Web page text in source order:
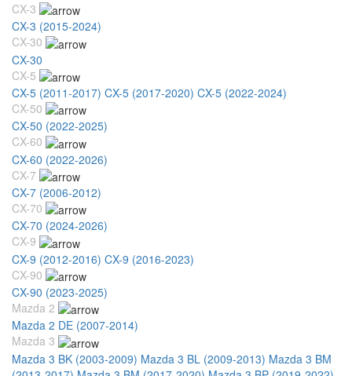
CX-3
CX-3 (2015-2024)
CX-30
CX-30
CX-5
CX-5 (2011-2017) CX-5 (2017-2020) CX-5 (2022-2024)
CX-50
CX-50 (2022-2025)
CX-60
CX-60 (2022-2026)
CX-7
CX-7 (2006-2012)
CX-70
CX-70 (2024-2026)
CX-9
CX-9 (2012-2016) CX-9 (2016-2023)
CX-90
CX-90 (2023-2025)
Mazda 2
Mazda 2 DE (2007-2014)
Mazda 3
Mazda 3 BK (2003-2009) Mazda 3 BL (2009-2013) Mazda 3 BM